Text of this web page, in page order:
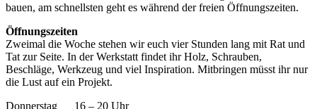
bauen, am schnellsten geht es während der freien Öffnungszeiten.
Öffnungszeiten
Zweimal die Woche stehen wir euch vier Stunden lang mit Rat und
Tat zur Seite. In der Werkstatt findet ihr Holz, Schrauben,
Beschläge, Werkzeug und viel Inspiration. Mitbringen müsst ihr nur
die Lust auf ein Projekt.
Donnerstag 16 – 20 Uhr